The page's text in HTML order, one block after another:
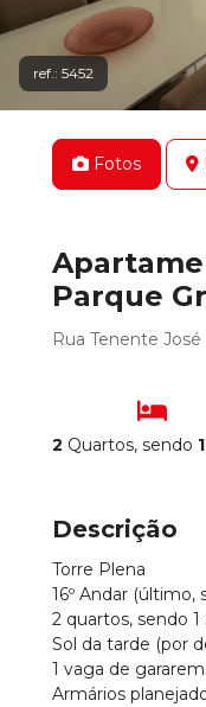
ref.: 5452
Fotos
Parque
Rua Tenente
2 Quartos, sendo 1
Descrição
Torre Plena
16º Andar
2 quartos, sendo 1
Sol da tarde (por
1 vaga de gararem
Armários